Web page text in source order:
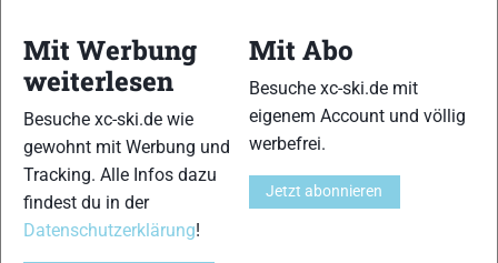
Mit Werbung
weiterlesen
Besuche xc-ski.de wie
gewohnt mit Werbung und
Tracking. Alle Infos dazu
findest du in der
Datenschutzerklärung!
Mit Abo
Besuche xc-ski.de mit
eigenem Account und völlig
werbefrei.
Jetzt abonnieren